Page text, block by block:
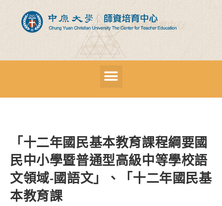
「十二年國民基本教育課程綱要國
民中小學暨普通型高級中等學校語
文領域-國語文」、「十二年國民基
本教育課